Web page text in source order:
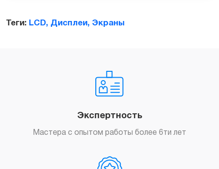
Теги: LCD, Дисплеи, Экраны
Экспертность
Мастера с опытом работы более 6ти лет